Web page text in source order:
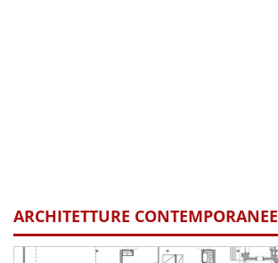
ARCHITETTURE CONTEMPORANEE